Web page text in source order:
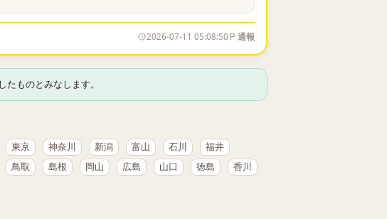
2026-07-11 05:08:50 通報
たものとみなします。
東京 神奈川 新潟 富山 石川
福井
鳥取 島根 岡山 広島 山口 徳島
香川